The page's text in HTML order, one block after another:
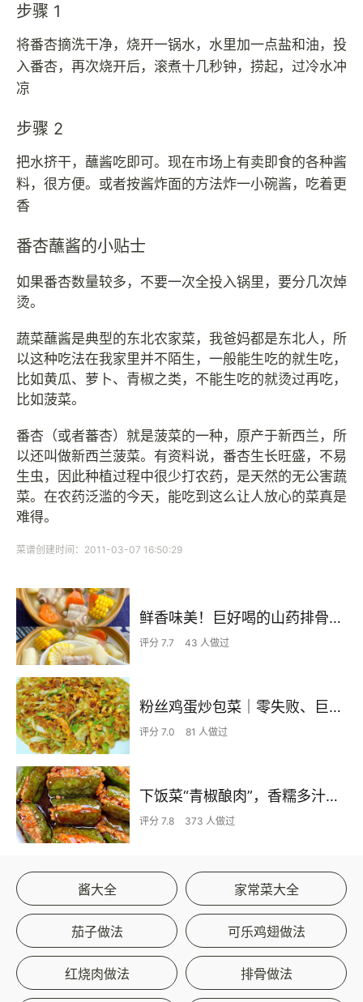
步骤 1
将番杏摘洗干净，烧开一锅水，水里加一点盐和油，投
入番杏，再次烧开后，滚煮十几秒钟，捞起，过冷水冲
凉
步骤 2
把水挤干，蘸酱吃即可。现在市场上有卖即食的各种酱
料，很方便。或者按酱炸面的方法炸一小碗酱，吃着更
香
番杏蘸酱的小贴士
如果番杏数量较多，不要一次全投入锅里，要分几次焯
烫。
蔬菜蘸酱是典型的东北农家菜，我爸妈都是东北人，所
以这种吃法在我家里并不陌生，一般能生吃的就生吃，
比如黄瓜、萝卜、青椒之类，不能生吃的就烫过再吃，
比如菠菜。
番杏（或者蕃杏）就是菠菜的一种，原产于新西兰，所
以还叫做新西兰菠菜。有资料说，番杏生长旺盛，不易
生虫，因此种植过程中很少打农药，是天然的无公害蔬
菜。在农药泛滥的今天，能吃到这么让人放心的菜真是
难得。
菜谱创建时间：2011-03-07 16:50:29
鲜香味美！巨好喝的山药排骨汤！！
评分 7.7 43 人做过
粉丝鸡蛋炒包菜｜零失败、巨下饭
评分 7.0 81 人做过
下饭菜“青椒酿肉”，香糯多汁鲜嫩下饭
评分 7.8 373 人做过
酱大全 家常菜大全
茄子做法 可乐鸡翅做法
红烧肉做法 排骨做法